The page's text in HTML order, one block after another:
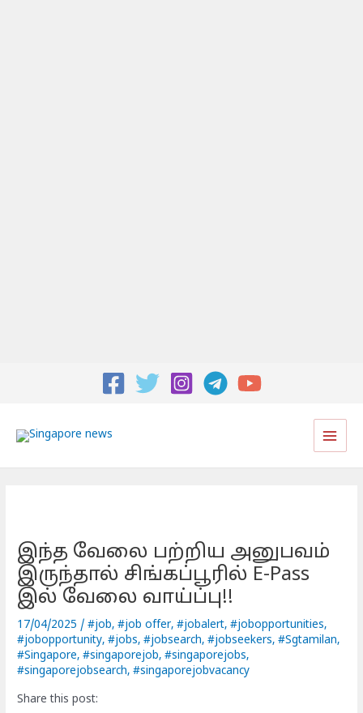
Main
இந்த வேலை பற்றிய அனுபவம்
இருந்தால் சிங்கப்பூரில் E-Pass
இல் வேலை வாய்ப்பு!!
17/04/2025 /#job,#job offer,#jobalert,#jobopportunities,
#jobopportunity,#jobs,#jobsearch,#jobseekers,#Sgtamilan,
#Singapore,#singaporejob,#singaporejobs,
#singaporejobsearch,#singaporejobvacancy
Share this post: